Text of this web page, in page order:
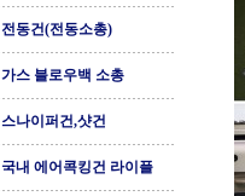
전동건(전동소총)
가스 블로우백 소총
스나이퍼건,샷건
국내 에어콕킹건 라이플